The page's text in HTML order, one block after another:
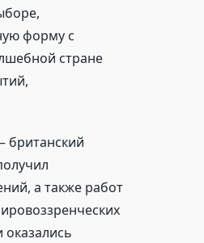
форму с
стране
британский
а также работ